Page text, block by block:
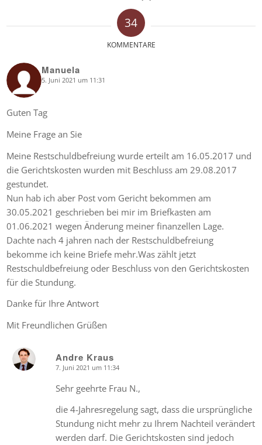
34
KOMMENTARE
Manuela
says: 5. Juni 2021 um 11:31
Guten Tag
Meine Frage an Sie
Meine Restschuldbefreiung wurde erteilt am 16.05.2017 und
die Gerichtskosten wurden mit Beschluss am 29.08.2017
gestundet.
Nun hab ich aber Post vom Gericht bekommen am
30.05.2021 geschrieben bei mir im Briefkasten am
01.06.2021 wegen Änderung meiner finanzellen Lage.
Dachte nach 4 jahren nach der Restschuldbefreiung
bekomme ich keine Briefe mehr.Was zählt jetzt
Restschuldbefreiung oder Beschluss von den Gerichtskosten
für die Stundung.
Danke für Ihre Antwort
Mit Freundlichen Grüßen
Andre Kraus
7. Juni 2021 um 11:34
Sehr geehrte Frau N.,
die 4-Jahresregelung sagt, dass die ursprüngliche
Stundung nicht mehr zu Ihrem Nachteil verändert
werden darf. Die Gerichtskosten sind jedoch